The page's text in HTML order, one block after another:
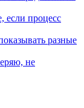
если процесс
разные
не